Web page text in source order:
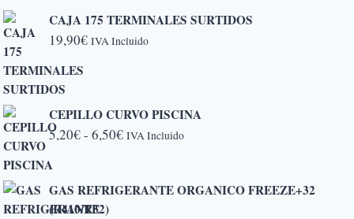
CAJA 175 TERMINALES SURTIDOS
19,90€ IVA Incluido
CEPILLO CURVO PISCINA
5,20€- 6,50€Rango
desde
IVA Incluido
GAS REFRIGERANTE ORGANICO FREEZE+32
(R410/R32)